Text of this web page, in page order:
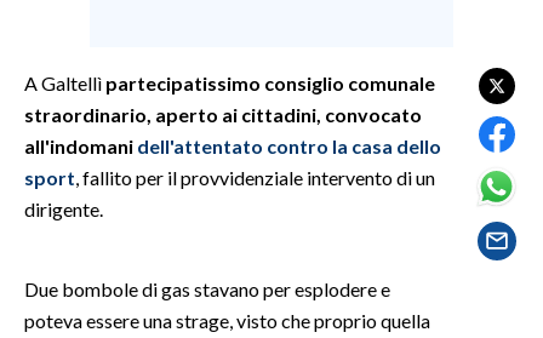
SALUTE
SARDEGNA TURISMO
EVENTI
A Galtellì partecipatissimo consiglio comunale
straordinario, aperto ai cittadini, convocato
all'indomani dell'attentato contro la casa dello
sport , fallito per il provvidenziale intervento di un
dirigente.
Due bombole di gas stavano per esplodere e
poteva essere una strage, visto che proprio quella